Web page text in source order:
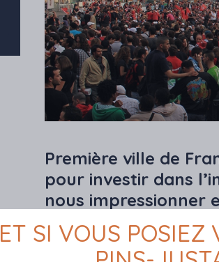
Première ville de
pour investir dans
nous impressionner
classement
début 2017 que
ET SI VOUS POSIEZ